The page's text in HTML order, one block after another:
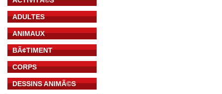
ADULTES
ANIMAUX
BÃ¢TIMENT
CORPS
DESSINS ANIMÃ©S